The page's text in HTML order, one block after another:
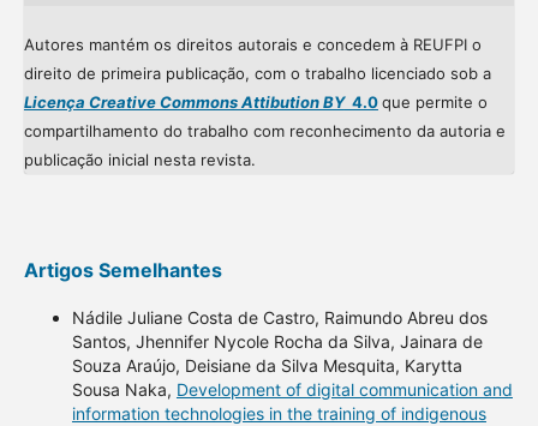
Autores mantém os direitos autorais e concedem à REUFPI o
direito de primeira publicação, com o trabalho licenciado sob a
Licença Creative Commons Attibution BY4.0que permite o
compartilhamento do trabalho com reconhecimento da autoria e
publicação inicial nesta revista.
Artigos Semelhantes
Nádile Juliane Costa de Castro, Raimundo Abreu dos
Santos, Jhennifer Nycole Rocha da Silva, Jainara de
Souza Araújo, Deisiane da Silva Mesquita, Karytta
Sousa Naka, Development of digital communication and
information technologies in the training of indigenous